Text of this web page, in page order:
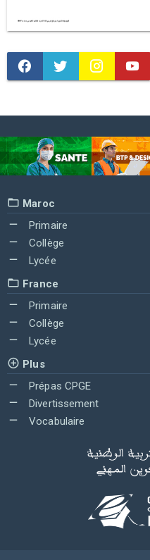
Maroc
Primaire
Collège
Lycée
France
Primaire
Collège
Lycée
Plus
Prépas CPGE
Divertissement
Vocabulaire